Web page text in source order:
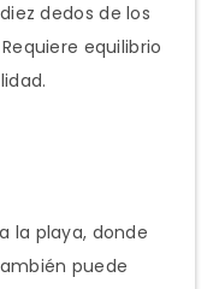
dedos de los
equilibrio
la playa, donde
puede